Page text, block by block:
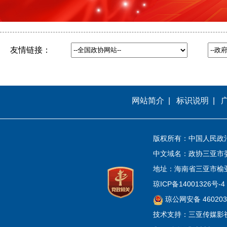
友情链接：
网站简介 标识说明
版权所有：中国人民
中文域名：政协三亚市
地址：海南省三亚市榆
琼ICP备14001326号-4
琼公网安备
技术支持：三亚传媒影